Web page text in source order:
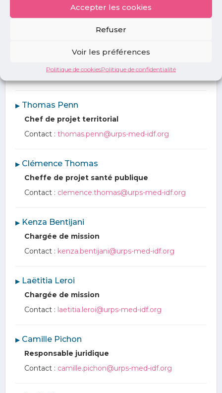
Accepter les cookies
Refuser
Voir les préférences
Politique de cookiesPolitique de confidentialité
Contact :isabelle.fournel@urps-med-idf.org
Contact :laura.morage@urps-med-idf.org
▶ ︎ Thomas Penn
Chef de projet territorial
Contact : thomas.penn@urps-med-idf.org
▶ ︎ Clémence Thomas
Cheffe de projet santé publique
Contact : clemence.thomas@urps-med-idf.org
▶ ︎ Kenza Bentijani
Chargée de mission
Contact : kenza.bentijani@urps-med-idf.org
▶ ︎ Laëtitia Leroi
Chargée de mission
Contact : laetitia.leroi@urps-med-idf.org
▶ ︎ Camille Pichon
Responsable juridique
Contact : camille.pichon@urps-med-idf.org